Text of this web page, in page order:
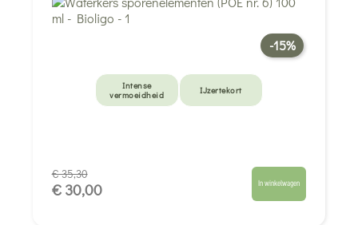
-15%
Intense
vermoeidheid
IJzertekort
€ 35,30
€ 30,00 In winkelwagen